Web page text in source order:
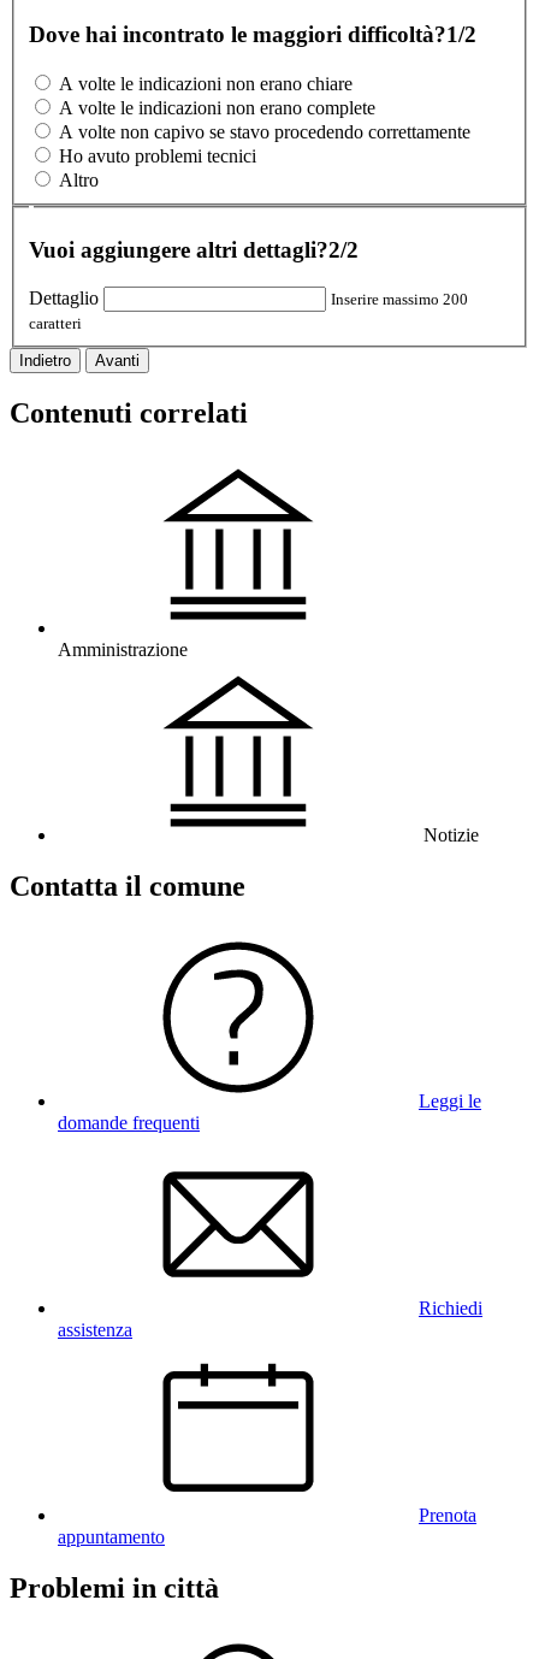
Dove hai incontrato le maggiori difficoltà?1/2
A volte le indicazioni non erano chiare
A volte le indicazioni non erano complete
A volte non capivo se stavo procedendo correttamente
Ho avuto problemi tecnici
Altro
Vuoi aggiungere altri dettagli?2/2
Dettaglio
Inserire massimo 200
caratteri
Indietro Avanti
Contenuti correlati
Amministrazione
Notizie
Contatta il comune
Leggi le
domande frequenti
Richiedi
assistenza
Prenota
appuntamento
Problemi in città